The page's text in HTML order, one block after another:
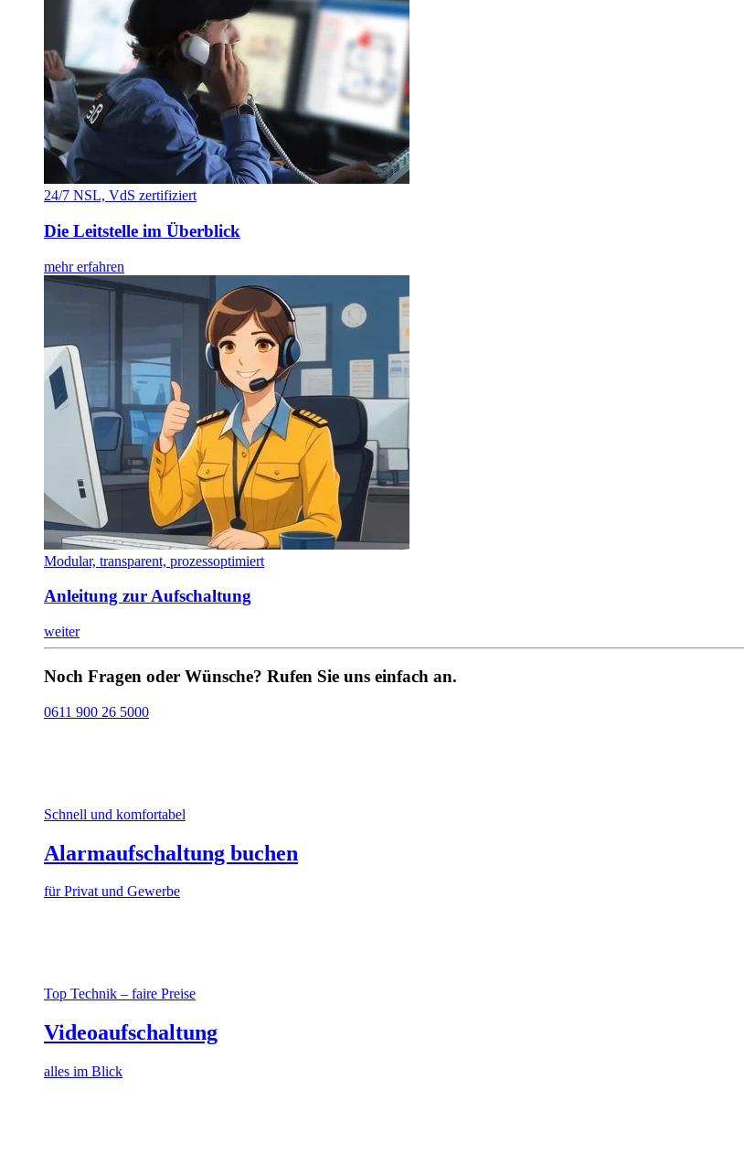
24/7 NSL, VdS zertifiziert
Die Leitstelle im Überblick
mehr erfahren
Modular, transparent, prozessoptimiert
Anleitung zur Aufschaltung
weiter
Noch Fragen oder Wünsche? Rufen Sie uns einfach an.
0611 900 26 5000
Schnell und komfortabel
Alarmaufschaltung buchen
für Privat und Gewerbe
Top Technik – faire Preise
Videoaufschaltung
alles im Blick